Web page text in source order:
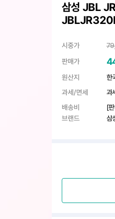
삼성 JBL
시중가
판매가
원산지
한
과세/면세
과
배송비
[
브랜드
삼